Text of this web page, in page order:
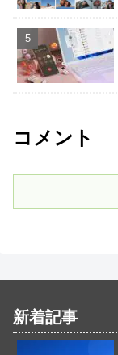
コメント
新着記事